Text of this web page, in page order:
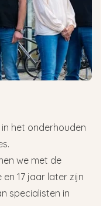
het onderhouden
we met de
17 jaar later zijn
specialisten in